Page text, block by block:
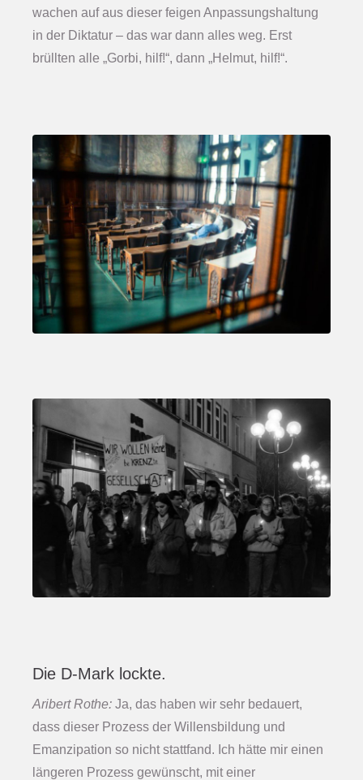
wachen auf aus dieser feigen Anpassungshaltung
in der Diktatur – das war dann alles weg. Erst
brüllten alle „Gorbi, hilf!“, dann „Helmut, hilf!“.
Die D-Mark lockte.
Aribert Rothe: Ja, das haben wir sehr bedauert,
dass dieser Prozess der Willensbildung und
Emanzipation so nicht stattfand. Ich hätte mir einen
längeren Prozess gewünscht, mit einer